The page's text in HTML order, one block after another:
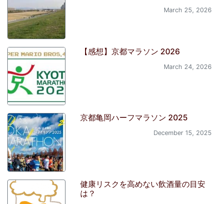
March 25, 2026
【感想】京都マラソン 2026
March 24, 2026
京都亀岡ハーフマラソン 2025
December 15, 2025
健康リスクを高めない飲酒量の目安
は？